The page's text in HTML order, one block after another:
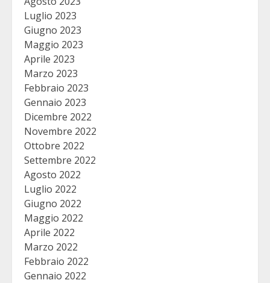
Luglio 2023
Giugno 2023
Maggio 2023
Aprile 2023
Marzo 2023
Febbraio 2023
Gennaio 2023
Dicembre 2022
Novembre 2022
Ottobre 2022
Settembre 2022
Agosto 2022
Luglio 2022
Giugno 2022
Maggio 2022
Aprile 2022
Marzo 2022
Febbraio 2022
Gennaio 2022